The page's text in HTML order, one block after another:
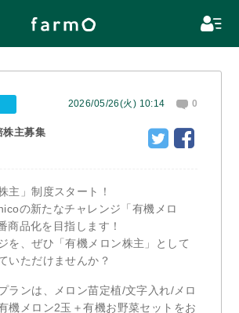
2026/05/26(火) 10:14 0
株主募集
主」制度スタート！
の新たなチャレンジ「有機メロ
商品化を目指します！
を、ぜひ「有機メロン株主」として
いただけませんか？
ランは、メロン苗定植/文字入れ/メロ
機メロン2玉＋有機お野菜セットをお